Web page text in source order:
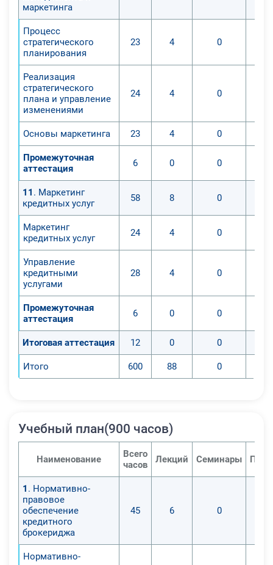
маркетинга
Процесс
стратегического
планирования
23 4 0
Реализация
стратегического
плана и управление
изменениями
24 4 0
Основы маркетинга 23 4 0
Промежуточная
аттестация
6 0 0
11 . Маркетинг
кредитных услуг
58 8 0
Маркетинг
кредитных услуг
24 4 0
Управление
кредитными
услугами
28 4 0
Промежуточная
аттестация
6 0 0
Итоговая аттестация 12 0 0
Итого 600 88 0
Учебный план(900 часов)
Наименование
Всего
часов
Лекций Семинары
1 . Нормативно-
правовое
обеспечение
кредитного
брокериджа
45 6 0
Нормативно-